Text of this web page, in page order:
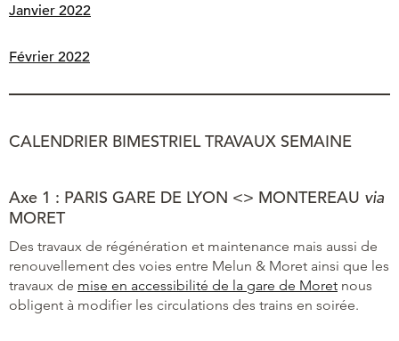
Janvier 2022
Février 2022
CALENDRIER BIMESTRIEL TRAVAUX SEMAINE
Axe 1 : PARIS GARE DE LYON <> MONTEREAU via
MORET
Des travaux de régénération et maintenance mais aussi de
renouvellement des voies entre Melun & Moret ainsi que les
travaux de mise en accessibilité de la gare de Moret nous
obligent à modifier les circulations des trains en soirée.